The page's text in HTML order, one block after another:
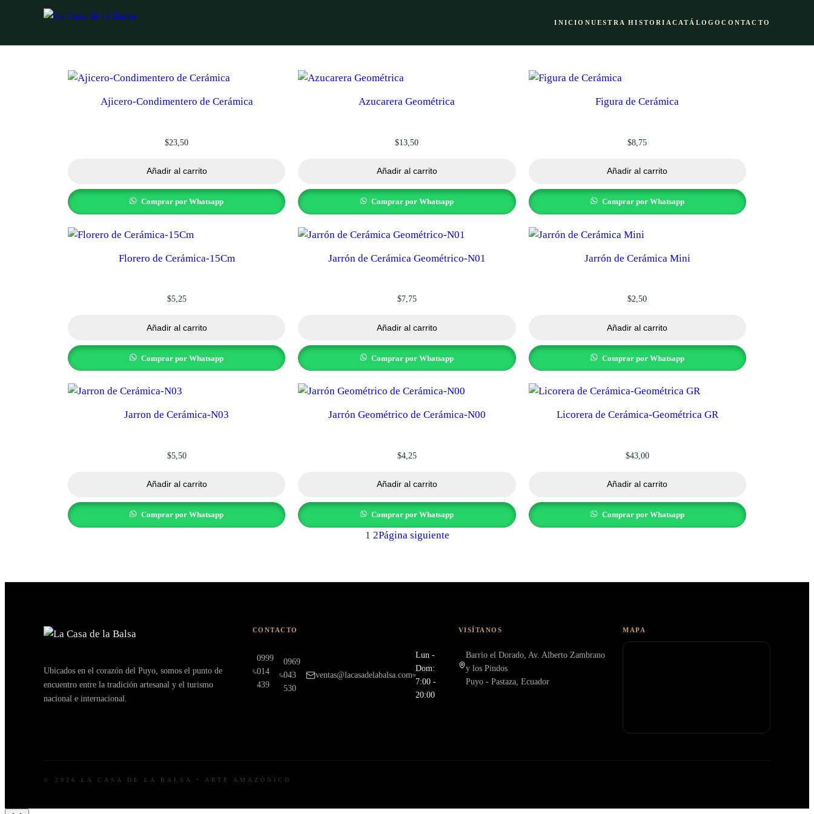
INICIO NUESTRA HISTORIA CATÁLOGOCONTACTO
contenido
Ajicero-Condimentero de Cerámica
$23,50
Añadir al carrito
Comprar por Whatsapp
Azucarera Geométrica
$13,50
Añadir al carrito
Comprar por Whatsapp
Figura de Cerámica
$8,75
Añadir al carrito
Comprar por Whatsapp
Florero de Cerámica-15Cm
$5,25
Añadir al carrito
Comprar por Whatsapp
Jarrón de Cerámica Geométrico-N01
$7,75
Añadir al carrito
Comprar por Whatsapp
Jarrón de Cerámica Mini
$2,50
Añadir al carrito
Comprar por Whatsapp
Jarron de Cerámica-N03
$5,50
Añadir al carrito
Comprar por Whatsapp
Jarrón Geométrico de Cerámica-N00
$4,25
Añadir al carrito
Comprar por Whatsapp
Licorera de Cerámica-Geométrica GR
$43,00
Añadir al carrito
Comprar por Whatsapp
1 2Página siguiente
Ubicados en el corazón del Puyo, somos el punto de
encuentro entre la tradición artesanal y el turismo
nacional e internacional.
CONTACTO
0999
014
439
0969
043
530
ventas@lacasadelabalsa.com
Lun -
Dom:
7:00 -
20:00
VISÍTANOS
Barrio el Dorado, Av. Alberto Zambrano
y los Pindos
Puyo - Pastaza, Ecuador
MAPA
© 2026 LA CASA DE LA BALSA • ARTE AMAZÓNICO